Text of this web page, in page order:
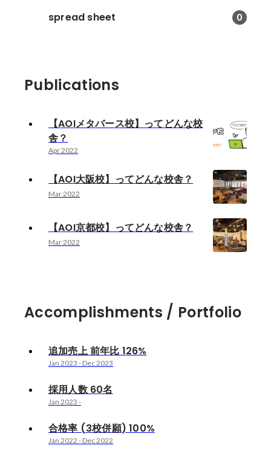
spread sheet 0
Publications
【AOIメタバース校】ってどんな校
舎？
Apr 2022
【AOI大阪校】ってどんな校舎？
Mar 2022
【AOI京都校】ってどんな校舎？
Mar 2022
Accomplishments / Portfolio
追加売上 前年比 126%
Jan 2023 - Dec 2023
採用人数 60名
Jan 2023 -
合格率 (3校併願) 100%
Jan 2022 - Dec 2022